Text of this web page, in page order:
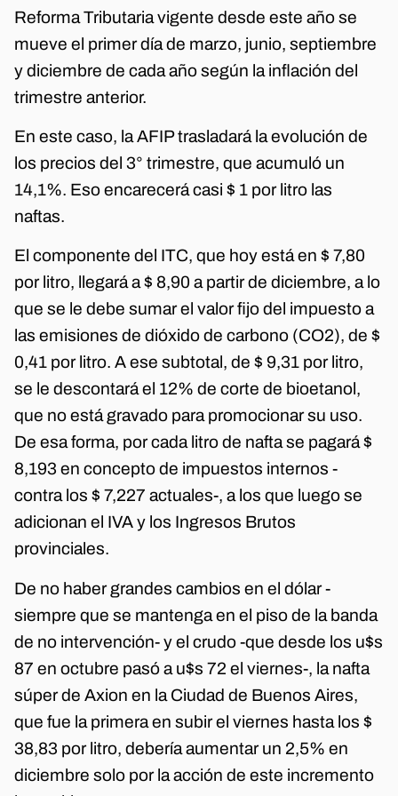
Reforma Tributaria vigente desde este año se
mueve el primer día de marzo, junio, septiembre
y diciembre de cada año según la inflación del
trimestre anterior.
En este caso, la AFIP trasladará la evolución de
los precios del 3° trimestre, que acumuló un
14,1%. Eso encarecerá casi $ 1 por litro las
naftas.
El componente del ITC, que hoy está en $ 7,80
por litro, llegará a $ 8,90 a partir de diciembre, a lo
que se le debe sumar el valor fijo del impuesto a
las emisiones de dióxido de carbono (CO2), de $
0,41 por litro. A ese subtotal, de $ 9,31 por litro,
se le descontará el 12% de corte de bioetanol,
que no está gravado para promocionar su uso.
De esa forma, por cada litro de nafta se pagará $
8,193 en concepto de impuestos internos -
contra los $ 7,227 actuales-, a los que luego se
adicionan el IVA y los Ingresos Brutos
provinciales.
De no haber grandes cambios en el dólar -
siempre que se mantenga en el piso de la banda
de no intervención- y el crudo -que desde los u$s
87 en octubre pasó a u$s 72 el viernes-, la nafta
súper de Axion en la Ciudad de Buenos Aires,
que fue la primera en subir el viernes hasta los $
38,83 por litro, debería aumentar un 2,5% en
diciembre solo por la acción de este incremento